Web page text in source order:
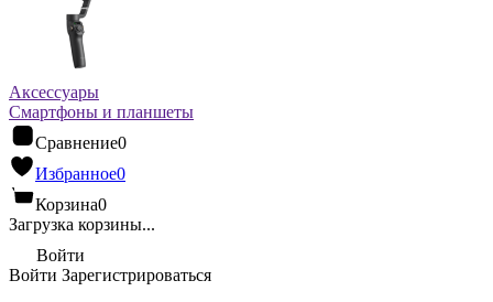
Аксессуары
Смартфоны и планшеты
Сравнение0
Избранное0
Корзина0
Загрузка корзины...
Войти
Войти Зарегистрироваться